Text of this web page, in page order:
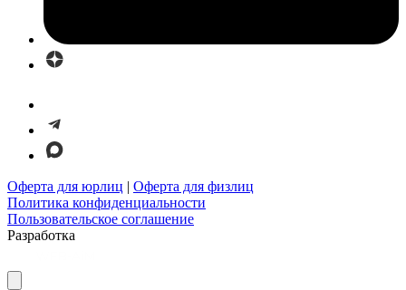
Оферта для юрлиц | Оферта для физлиц
Политика конфиденциальности
Пользовательское соглашение
Разработка